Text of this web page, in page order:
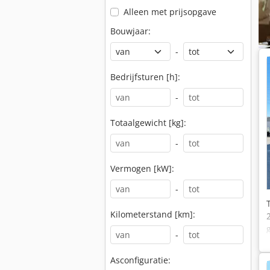
Alleen met prijsopgave
Bouwjaar:
-
Bedrijfsturen [h]:
-
Totaalgewicht [kg]:
-
Vermogen [kW]:
-
Kilometerstand [km]:
-
Asconfiguratie: